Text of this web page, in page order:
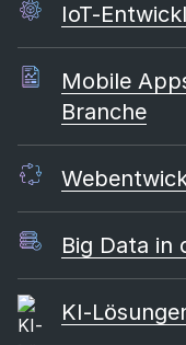
IoT-
Mobile
Branche
Big Data in
KI-